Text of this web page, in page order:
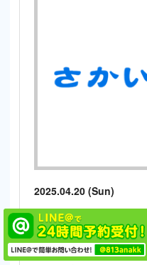
2025.04.20 (Sun)
みなさん、こんにち
体院です。 新年度に
にお過ごしでしょう